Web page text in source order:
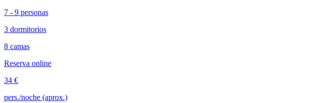
7 - 9 personas
3 dormitorios
8 camas
Reserva online
34 €
pers./noche (aprox.)